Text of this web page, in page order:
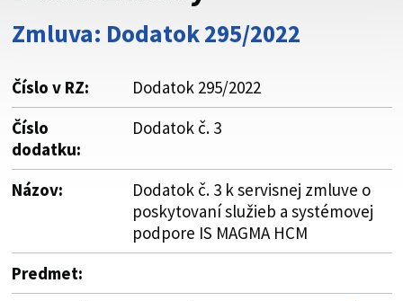
cez zabezpečenú webovú stránku. Zabezpečená stránka
vždy začína https:// pred názvom domény webového sídla.
Zmluva: Dodatok 295/2022
Číslo v RZ:
Dodatok 295/2022
Číslo
dodatku:
Dodatok č. 3
Názov:
Dodatok č. 3 k servisnej zmluve o
poskytovaní služieb a systémovej
podpore IS MAGMA HCM
Predmet: